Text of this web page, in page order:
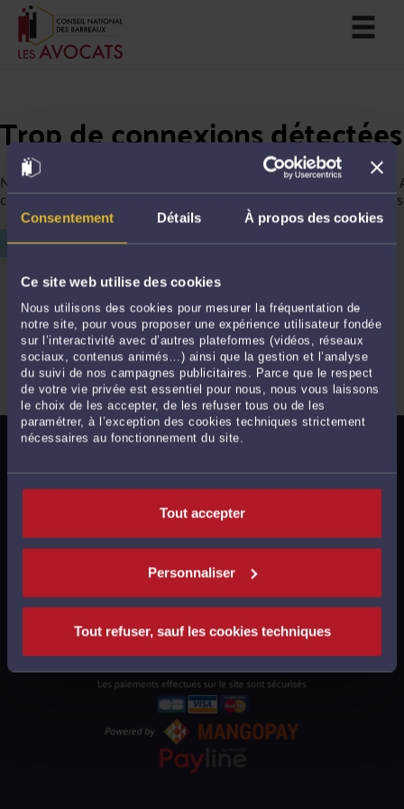
Consentement Détails À propos des cookies
Ce site web utilise des cookies
Nous utilisons des cookies pour mesurer la fréquentation de
notre site, pour vous proposer une expérience utilisateur fondée
sur l’interactivité avec d’autres plateformes (vidéos, réseaux
sociaux, contenus animés…) ainsi que la gestion et l’analyse
du suivi de nos campagnes publicitaires. Parce que le respect
de votre vie privée est essentiel pour nous, nous vous laissons
le choix de les accepter, de les refuser tous ou de les
paramétrer, à l’exception des cookies techniques strictement
nécessaires au fonctionnement du site.
Tout accepter
Personnaliser
Tout refuser, sauf les cookies techniques
Trop de connexions détectées
Nous avons détecté trop de connexions depuis votre
continuer votre navigation, merci de saisir le chiffre affiché ci-
POLITIQUE DE CONFIDENTIALITÉ
POLITIQUE DES COOKIES
CGU AVOCATS
CGUV UTILISATEURS
PLAN DU SITE
SUPPORT